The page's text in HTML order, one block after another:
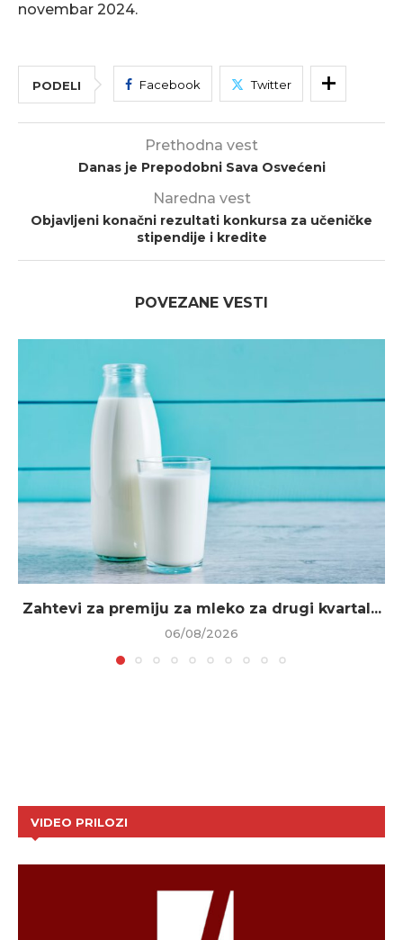
novembar 2024.
PODELI Facebook Twitter
Prethodna vest
Danas je Prepodobni Sava Osvećeni
Naredna vest
Objavljeni konačni rezultati konkursa za učeničke
stipendije i kredite
POVEZANE VESTI
Zahtevi za premiju za mleko za drugi kvartal...
06/08/2026
VIDEO PRILOZI